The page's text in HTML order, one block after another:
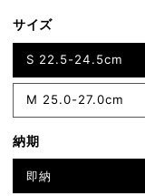
サイズ
S 22.5-24.5cm
M 25.0-27.0cm
納期
即納